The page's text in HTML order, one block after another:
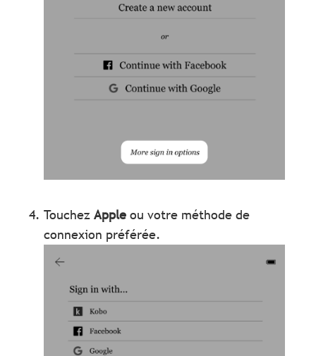
TouchezApple ou votre méthode de
connexion préférée.